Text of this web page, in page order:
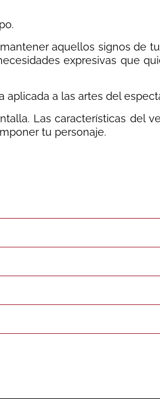
aquellos signos de
expresivas que
aplicada a las artes del
Las características del
tu personaje.